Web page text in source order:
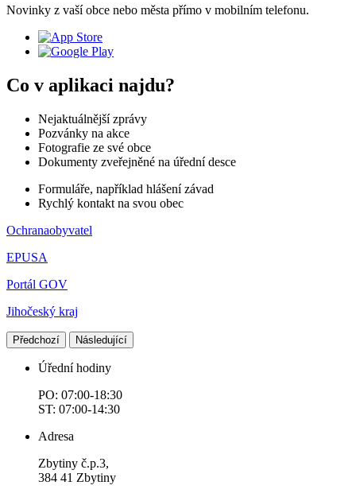
Novinky z vaší obce nebo města přímo v mobilním telefonu.
Co v aplikaci najdu?
Nejaktuálnější zprávy
Pozvánky na akce
Fotografie ze své obce
Dokumenty zveřejněné na úřední desce
Formuláře, například hlášení závad
Rychlý kontakt na svou obec
Ochranaobyvatel
EPUSA
Portál GOV
Jihočeský kraj
Předchozí Následující
Úřední hodiny
PO: 07:00-18:30
ST: 07:00-14:30
Adresa
Zbytiny č.p.3,
384 41 Zbytiny